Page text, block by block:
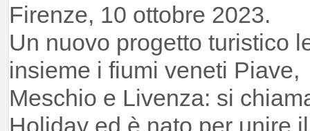
Firenze, 10 ottobre 2023.
Un nuovo progetto turistico
insieme i fiumi veneti Piave,
Meschio e Livenza: si
Holiday ed è nato per unire